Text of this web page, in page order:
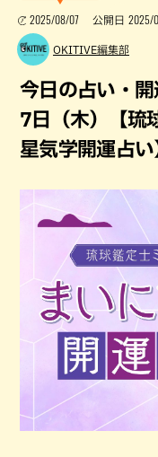
2025/08/07 公開日 2025/
OKITIVE編集部
今日の占い・
7日（木）【琉
星気学開運占い